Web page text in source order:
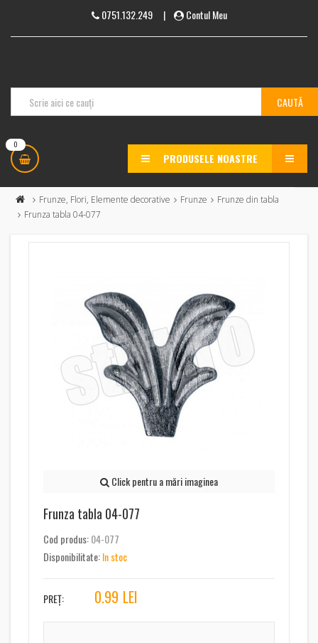
0751.132.249| Contul Meu
0
PRODUSELE NOASTRE MENU
Frunze, Flori, Elemente decorative Frunze
Frunze din tabla
Frunza tabla 04-077
Click pentru a mări imaginea
Frunza tabla 04-077
Cod produs:04-077
Disponibilitate:In stoc
PREȚ: 0.99 LEI